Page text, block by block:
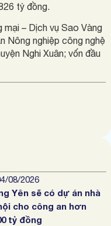
tỷ đồng.
– Dịch vụ Sao Vàng
Nông nghiệp công nghệ
Nghi Xuân; vốn đầu
08/2026
Yên sẽ có dự án nhà
cho công an hơn
tỷ đồng